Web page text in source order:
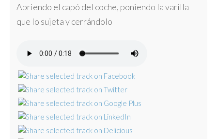
Abriendo el capó del coche, poniendo la varilla
que lo sujeta y cerrándolo